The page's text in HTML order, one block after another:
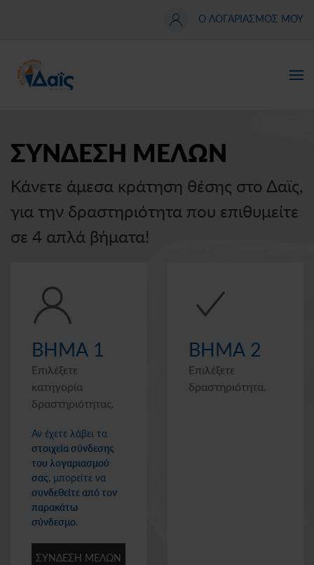
to
main
content
Ο ΛΟΓΑΡΙΑΣΜΟΣ ΜΟΥ
ΣΥΝΔΕΣΗ ΜΕΛΩΝ
Κάνετε άμεσα κράτηση θέσης στο Δαϊς,
για την δραστηριότητα που επιθυμείτε
σε 4 απλά βήματα!
ΒΗΜΑ 1
Επιλέξετε
κατηγορία
δραστηριότητας.
Αν έχετε λάβει τα
στοιχεία σύνδεσης
του λογαριασμού
σας, μπορείτε να
συνδεθείτε από τον
παρακάτω
σύνδεσμο.
ΣΥΝΔΕΣΗ ΜΕΛΩΝ
ΒΗΜΑ 2
Επιλέξετε
δραστηριότητα.